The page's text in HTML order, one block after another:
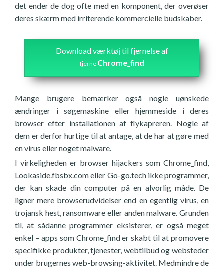
det ender de dog ofte med en komponent, der overøser
deres skærm med irriterende kommercielle budskaber.
Download værktøj til fjernelse af
fjerne Chrome_find
Mange brugere bemærker også nogle uønskede
ændringer i søgemaskine eller hjemmeside i deres
browser efter installationen af flykapreren. Nogle af
dem er derfor hurtige til at antage, at de har at gøre med
en virus eller noget malware.
I virkeligheden er browser hijackers som Chrome_find,
Lookaside.fbsbx.com eller Go-go.tech ikke programmer,
der kan skade din computer på en alvorlig måde. De
ligner mere browserudvidelser end en egentlig virus, en
trojansk hest, ransomware eller anden malware. Grunden
til, at sådanne programmer eksisterer, er også meget
enkel – apps som Chrome_find er skabt til at promovere
specifikke produkter, tjenester, webtilbud og websteder
under brugernes web-browsing-aktivitet. Medmindre de